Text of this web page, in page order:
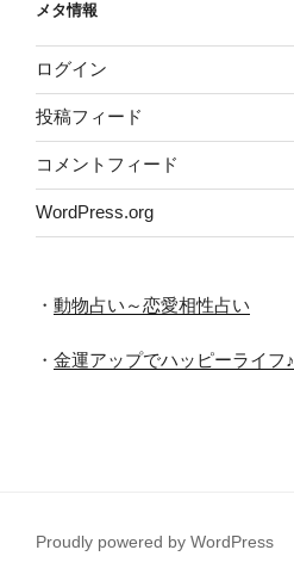
ブ
メタ情報
ログイン
投稿フィード
コメントフィード
WordPress.org
・ 動物占い～恋愛相性占い
・ 金運アップでハッピーライフ♪
Proudly powered by WordPress